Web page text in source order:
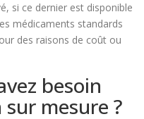
si ce dernier est disponible
médicaments standards
des raisons de coût ou
besoin
mesure ?